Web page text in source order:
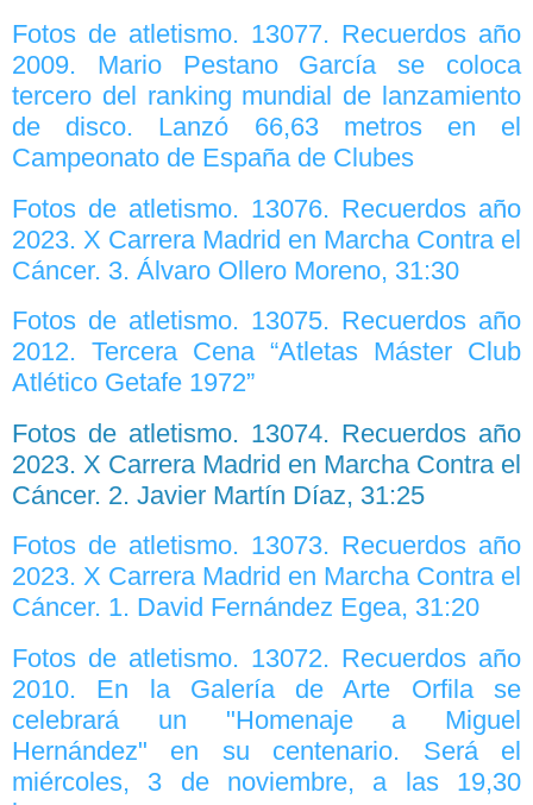
Fotos de atletismo. 13077. Recuerdos año
2009. Mario Pestano García se coloca
tercero del ranking mundial de lanzamiento
de disco. Lanzó 66,63 metros en el
Campeonato de España de Clubes
Fotos de atletismo. 13076. Recuerdos año
2023. X Carrera Madrid en Marcha Contra el
Cáncer. 3. Álvaro Ollero Moreno, 31:30
Fotos de atletismo. 13075. Recuerdos año
2012. Tercera Cena “Atletas Máster Club
Atlético Getafe 1972”
Fotos de atletismo. 13074. Recuerdos año
2023. X Carrera Madrid en Marcha Contra el
Cáncer. 2. Javier Martín Díaz, 31:25
Fotos de atletismo. 13073. Recuerdos año
2023. X Carrera Madrid en Marcha Contra el
Cáncer. 1. David Fernández Egea, 31:20
Fotos de atletismo. 13072. Recuerdos año
2010. En la Galería de Arte Orfila se
celebrará un "Homenaje a Miguel
Hernández" en su centenario. Será el
miércoles, 3 de noviembre, a las 19,30